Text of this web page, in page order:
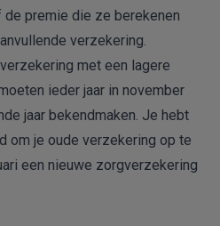
premie die ze berekenen
verzekering.
met een lagere
ieder jaar in november
jaar bekendmaken. Je hebt
om je oude verzekering op te
een nieuwe zorgverzekering